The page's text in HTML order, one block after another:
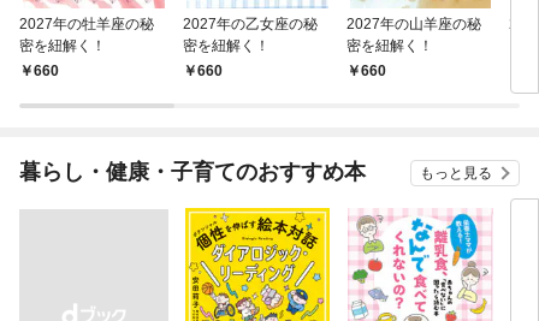
2027年の牡羊座の秘
密を紐解く！
660
2027年の乙女座の秘
密を紐解く！
660
2027年の山羊座の秘
密を紐解く！
660
暮らし・健康・子育てのおすすめ本 もっと見る